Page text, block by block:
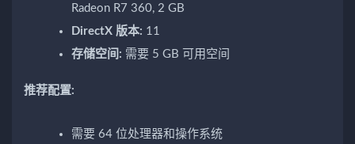
Radeon R7 360, 2 GB
DirectX 版本: 11
存储空间: 需要 5 GB 可用空间
推荐配置:
需要 64 位处理器和操作系统